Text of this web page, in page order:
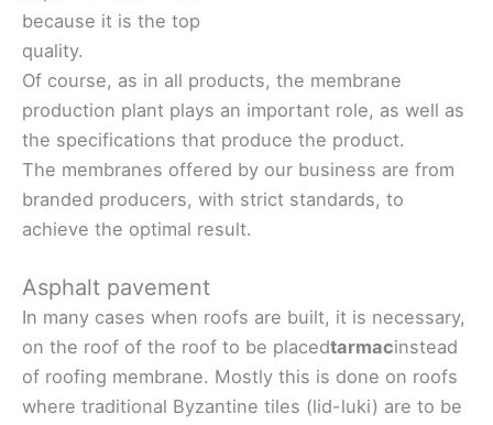
because it is the top
quality.
Of course, as in all products, the membrane
production plant plays an important role, as well as
the specifications that produce the product.
The membranes offered by our business are from
branded producers, with strict standards, to
achieve the optimal result.
Asphalt pavement
In many cases when roofs are built, it is necessary,
on the roof of the roof to be placedtarmacinstead
of roofing membrane. Mostly this is done on roofs
where traditional Byzantine tiles (lid-luki) are to be